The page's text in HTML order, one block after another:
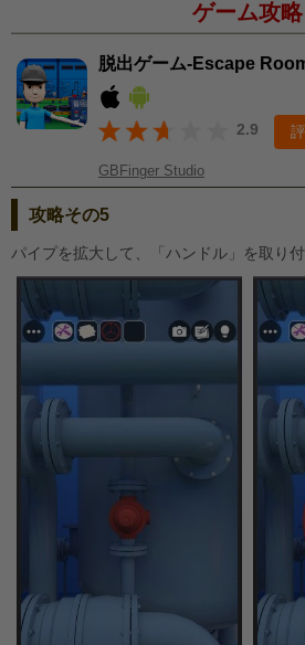
ゲーム攻略
脱出ゲーム-Escape
2.9
GBFinger Studio
攻略その5
パイプを拡大して、「ハンドル」を取り付